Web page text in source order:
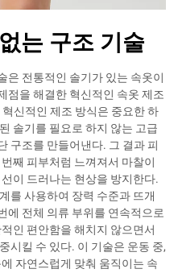
는 구조 기술
은 전통적인 솔기가 있는 속옷이
점을 해결한 혁신적인 속옷 제조
신적인 제조 방식은 중요한 하
솔기를 필요로 하지 않는 고급
구조를 만들어낸다. 그 결과 피
째 피부처럼 느껴져서 마찰이
이 드러나는 현상을 방지한다.
를 사용하여 장력 수준과 뜨개
에 전체 의류 부위를 연속적으로
인 편안함을 해치지 않으면서
시킬 수 있다. 이 기술은 운동 중,
자연스럽게 맞춰 움직이는 속